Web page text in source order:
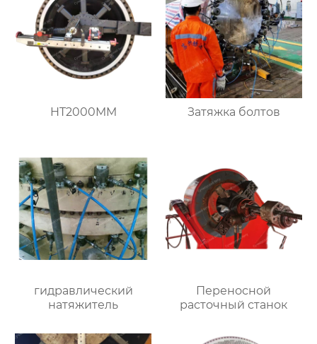
HT2000MM Затяжка болтов
гидравлический
натяжитель
Переносной
расточный станок